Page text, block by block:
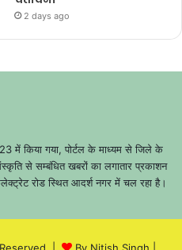
2 days ago
में किया गया, पोर्टल के माध्यम से जिले के
से सम्बंधित खबरों का लगातार प्रकाशन
रोड स्थित आदर्श नगर में चल रहा है।